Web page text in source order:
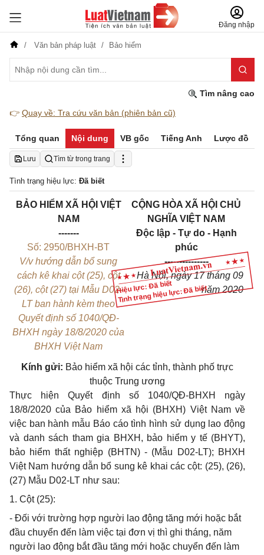
Đăng nhập
Văn bản pháp luật Bảo hiểm
Tìm nâng cao
👉 Quay về: Tra cứu văn bản (phiên bản cũ)
Tổng quan Nội dung VB gốc Tiếng Anh Lược đồ
Lưu Tìm từ trong trang
Tình trạng hiệu lực: Đã biết
Hiệu lực: Đã biết
Tình trạng hiệu lực: Đã biết
BẢO HIỂM XÃ HỘI VIỆT
NAM
-------
Số: 2950/BHXH-BT
V/v hướng dẫn bổ sung
cách kê khai cột (25), cột
(26), cột (27) tại Mẫu D02-
LT ban hành kèm theo
Quyết định số 1040/QĐ-
BHXH ngày 18/8/2020 của
BHXH Việt Nam
CỘNG HÒA XÃ HỘI CHỦ
NGHĨA VIỆT NAM
Độc lập - Tự do - Hạnh
phúc
---------------
Hà Nội, ngày 17 tháng 09
năm 2020
Kính gửi: Bảo hiểm xã hội các tỉnh, thành phố trực
thuộc Trung ương
Thực hiện Quyết định số 1040/QĐ-BHXH ngày
18/8/2020 của Bảo hiểm xã hội (BHXH) Việt Nam về
việc ban hành mẫu Báo cáo tình hình sử dụng lao động
và danh sách tham gia BHXH, bảo hiểm y tế (BHYT),
bảo hiểm thất nghiệp (BHTN) - (Mẫu D02-LT); BHXH
Việt Nam hướng dẫn bổ sung kê khai các cột: (25), (26),
(27) Mẫu D02-LT như sau:
1. Cột (25):
- Đối với trường hợp người lao động tăng mới hoặc bắt
đầu chuyển đến làm việc tại đơn vị thì ghi tháng, năm
người lao động bắt đầu tăng mới hoặc chuyển đến làm